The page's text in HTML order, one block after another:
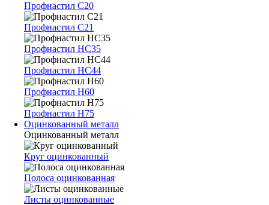
Профнастил С20
Профнастил С21
Профнастил НС35
Профнастил НС44
Профнастил Н60
Профнастил Н75
Оцинкованный металл
Оцинкованный металл
Круг оцинкованный
Полоса оцинкованная
Листы оцинкованные